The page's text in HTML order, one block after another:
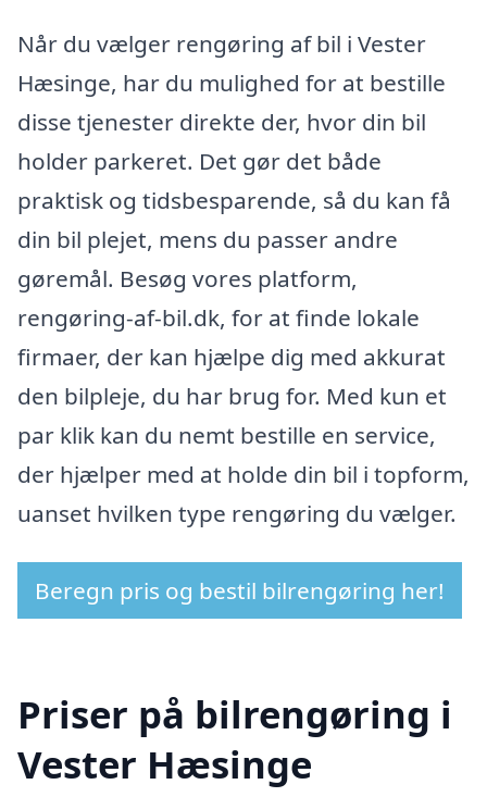
Når du vælger rengøring af bil i Vester
Hæsinge, har du mulighed for at bestille
disse tjenester direkte der, hvor din bil
holder parkeret. Det gør det både
praktisk og tidsbesparende, så du kan få
din bil plejet, mens du passer andre
gøremål. Besøg vores platform,
rengøring-af-bil.dk, for at finde lokale
firmaer, der kan hjælpe dig med akkurat
den bilpleje, du har brug for. Med kun et
par klik kan du nemt bestille en service,
der hjælper med at holde din bil i topform,
uanset hvilken type rengøring du vælger.
Beregn pris og bestil bilrengøring her!
Priser på bilrengøring i
Vester Hæsinge